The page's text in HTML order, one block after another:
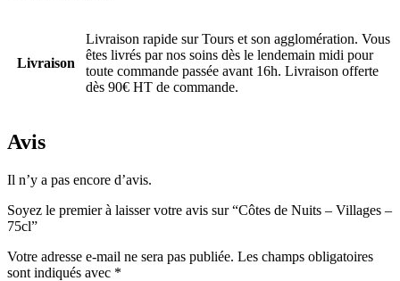
Livraison
Livraison rapide sur Tours et son agglomération. Vous
êtes livrés par nos soins dès le lendemain midi pour
toute commande passée avant 16h. Livraison offerte
dès 90€ HT de commande.
Avis
Il n’y a pas encore d’avis.
Soyez le premier à laisser votre avis sur “Côtes de Nuits – Villages –
75cl”
Votre adresse e-mail ne sera pas publiée. Les champs obligatoires
sont indiqués avec *